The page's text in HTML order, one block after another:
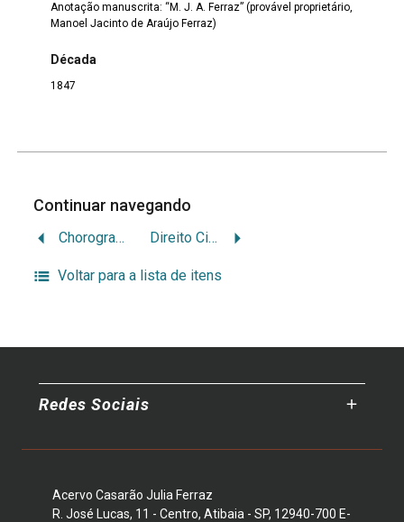
Anotação manuscrita: “M. J. A. Ferraz” (provável proprietário,
Manoel Jacinto de Araújo Ferraz)
Década
1847
Continuar navegando
Chorographia do Brasil Direito Civil de Portugal, contendo três livros: I. Das Pessoas, II. Das Cousas, III. Das Obrigações e Acções
Voltar para a lista de itens
Redes Sociais
Acervo Casarão Julia Ferraz
R. José Lucas, 11 - Centro, Atibaia - SP, 12940-700 E-